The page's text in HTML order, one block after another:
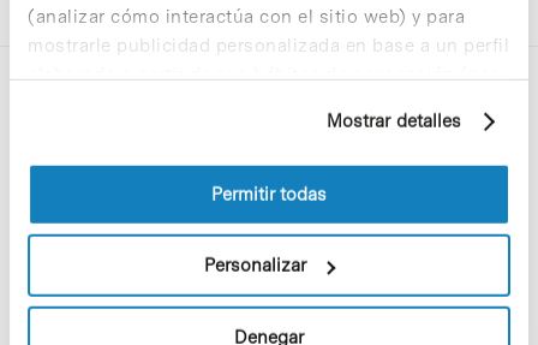
(analizar cómo interactúa con el sitio web) y para
mostrarle publicidad personalizada en base a un perfil
elaborado a partir de sus hábitos de navegación (por
información sobre las cookies puede consultar
la Política de cookies del sitio web.
Mostrar detalles
Permitir todas
Personalizar
Denegar
C/Baldiri Reixac, 4-12 i 15